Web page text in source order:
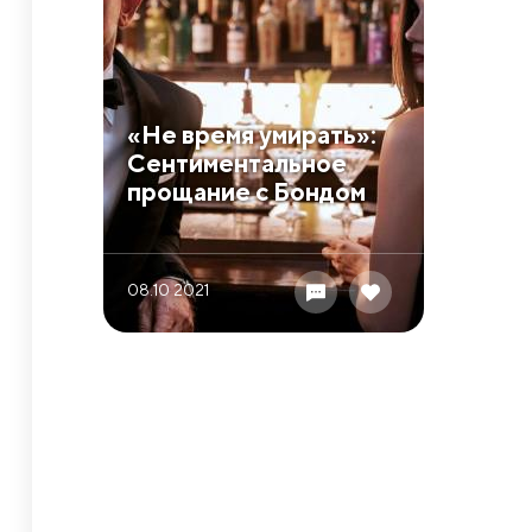
​«Не время умирать»:
Сентиментальное
прощание с Бондом
08.10 2021